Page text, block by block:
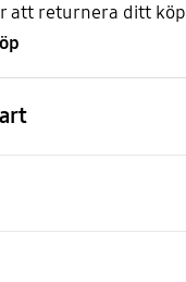
att returnera ditt köp